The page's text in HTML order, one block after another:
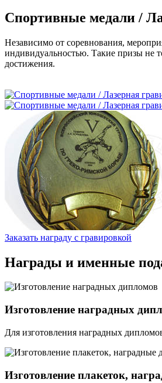
Спортивные медали /
Независимо от соревнования,
индивидуальностью. Такие призы не
достижения.
Заказать награду с гравировкой
Награды и именные
Изготовление наградных
Для изготовления наградных
Изготовление плакеток,